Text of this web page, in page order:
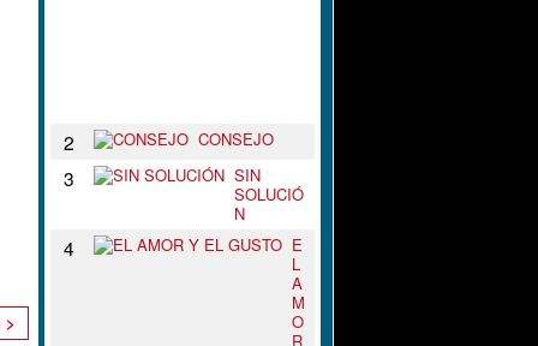
2 CONSEJO
3
SIN
SOLUCIÓ
N
4
E
L
A
M
O
R